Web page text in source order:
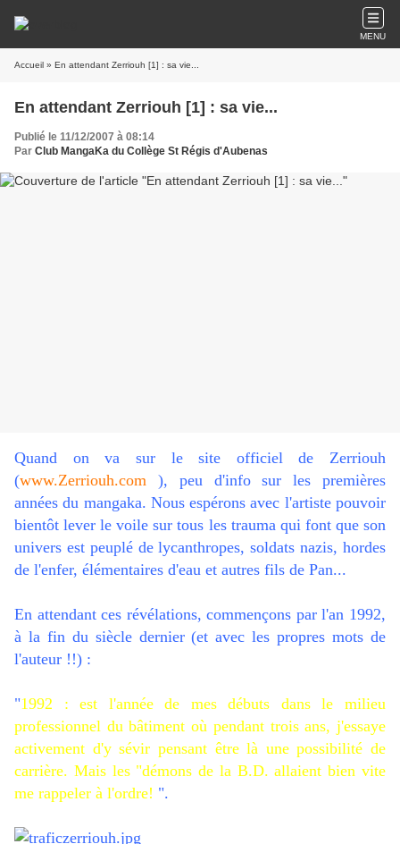
MENU
Accueil » En attendant Zerriouh [1] : sa vie...
En attendant Zerriouh [1] : sa vie...
Publié le 11/12/2007 à 08:14
Par Club MangaKa du Collège St Régis d'Aubenas
Quand on va sur le site officiel de Zerriouh
(www.Zerriouh.com ), peu d'info sur les premières
années du mangaka. Nous espérons avec l'artiste pouvoir
bientôt lever le voile sur tous les trauma qui font que son
univers est peuplé de lycanthropes, soldats nazis, hordes
de l'enfer, élémentaires d'eau et autres fils de Pan...
En attendant ces révélations, commençons par l'an 1992,
à la fin du siècle dernier (et avec les propres mots de
l'auteur !!) :
"1992
: est l'année de mes débuts dans le milieu
professionnel du bâtiment où pendant trois ans, j'essaye
activement d'y sévir pensant être là une possibilité de
carrière. Mais les "démons de la B.D. allaient bien vite
me rappeler à l'ordre! ".